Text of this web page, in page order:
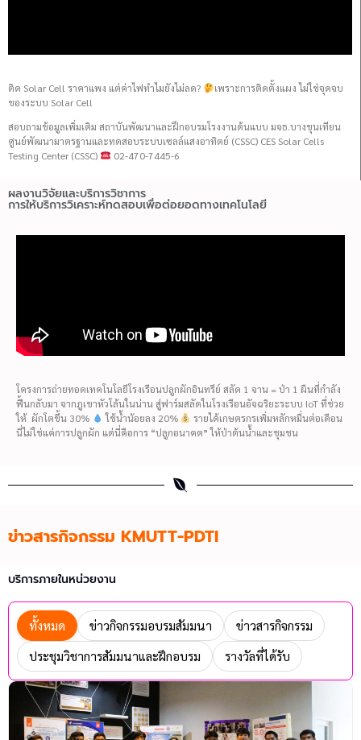
ติด Solar Cell ราคาแพง แต่ค่าไฟทำไมยังไม่ลด?
เพราะการติดตั้งแผง ไม่ใช่จุดจบ
ของระบบ Solar Cell
สอบถามข้อมูลเพิ่มเติม สถาบันพัฒนาและฝึกอบรมโรงงานต้นแบบ มจธ.บางขุนเทียน
ศูนย์พัฒนามาตรฐานและทดสอบระบบเซลล์แสงอาทิตย์ (CSSC) CES Solar Cells
Testing Center (CSSC)
02-470-7445-6
ผลงานวิจัยและบริการวิชาการ
การให้บริการวิเคราะห์ทดสอบเพื่อต่อยอดทางเทคโนโลยี
โครงการถ่ายทอดเทคโนโลยีโรงเรือนปลูกผักอินทรีย์ สลัด 1 จาน = ป่า 1 ผืนที่กำลัง
ฟื้นกลับมา จากภูเขาหัวโล้นในน่าน สู่ฟาร์มสลัดในโรงเรือนอัจฉริยะระบบ IoT ที่ช่วย
ให้ ผักโตขึ้น 30%
ใช้น้ำน้อยลง 20%
รายได้เกษตรกรเพิ่มหลักหมื่นต่อเดือน
นี่ไม่ใช่แค่การปลูกผัก แต่นี่คือการ “ปลูกอนาคต” ให้ป่าต้นน้ำและชุมชน
ข่าวสารกิจกรรม KMUTT-PDTI
บริการภายในหน่วยงาน
ทั้งหมด ข่าวกิจกรรมอบรมสัมมนา
ข่าวสารกิจกรรม
ประชุมวิชาการสัมมนาและฝึกอบรม
รางวัลที่ได้รับ